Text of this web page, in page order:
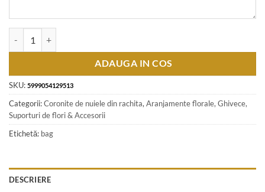
ADAUGA IN COS
SKU: 5999054129513
Categorii:Coronite de nuiele din rachita, Aranjamente florale, Ghivece,
Suporturi de flori & Accesorii
Etichetă: bag
DESCRIERE